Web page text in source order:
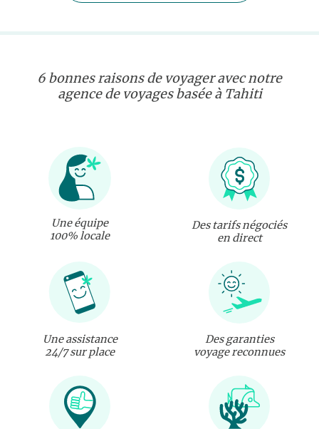
6 bonnes raisons de voyager avec notre
agence de voyages basée à Tahiti
Une équipe
100% locale
Des tarifs négociés
en direct
Une assistance
24/7 sur place
Des garanties
voyage reconnues